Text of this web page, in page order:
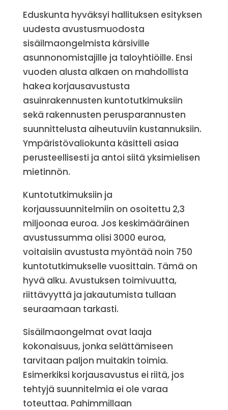
Eduskunta hyväksyi hallituksen esityksen
uudesta avustusmuodosta
sisäilmaongelmista kärsiville
asunnonomistajille ja taloyhtiöille. Ensi
vuoden alusta alkaen on mahdollista
hakea korjausavustusta
asuinrakennusten kuntotutkimuksiin
sekä rakennusten perusparannusten
suunnittelusta aiheutuviin kustannuksiin.
Ympäristövaliokunta käsitteli asiaa
perusteellisesti ja antoi siitä yksimielisen
mietinnön.
Kuntotutkimuksiin ja
korjaussuunnitelmiin on osoitettu 2,3
miljoonaa euroa. Jos keskimääräinen
avustussumma olisi 3000 euroa,
voitaisiin avustusta myöntää noin 750
kuntotutkimukselle vuosittain. Tämä on
hyvä alku. Avustuksen toimivuutta,
riittävyyttä ja jakautumista tullaan
seuraamaan tarkasti.
Sisäilmaongelmat ovat laaja
kokonaisuus, jonka selättämiseen
tarvitaan paljon muitakin toimia.
Esimerkiksi korjausavustus ei riitä, jos
tehtyjä suunnitelmia ei ole varaa
toteuttaa. Pahimmillaan